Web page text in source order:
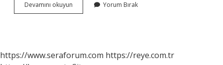
Devamını okuyun
Boruya
Yorum Bırak
https://www.seraforum.com https://reye.com.tr